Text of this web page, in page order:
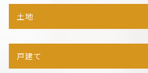
土地
戸建て